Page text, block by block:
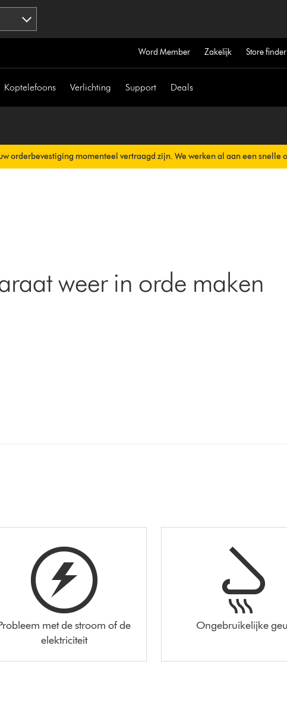
Word Member Zakelijk Store finder
Koptelefoons Verlichting Support Deals
orderbevestiging momenteel vertraagd zijn. We werken al aan een snelle
u verzonden.
weer in orde maken
met de stroom of de
elektriciteit
Ongebruikelijke